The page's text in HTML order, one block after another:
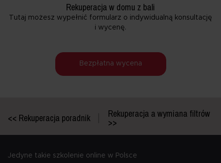
Rekuperacja w domu z bali
Tutaj możesz wypełnić formularz o indywidualną konsultację
i wycenę.
Bezpłatna wycena
<< Rekuperacja poradnik Rekuperacja a wymiana filtrów
>>
Jedyne takie szkolenie online w Polsce